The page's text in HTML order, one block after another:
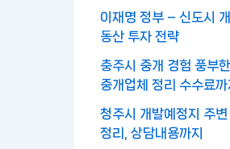
이재명 정부 – 신도시
동산 투자 전략
충주시 중개 경험 풍부
중개업체 정리 수수료까
청주시 개발예정지 주
정리, 상담내용까지